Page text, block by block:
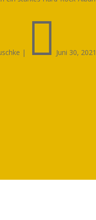
|  Juni 30, 2021